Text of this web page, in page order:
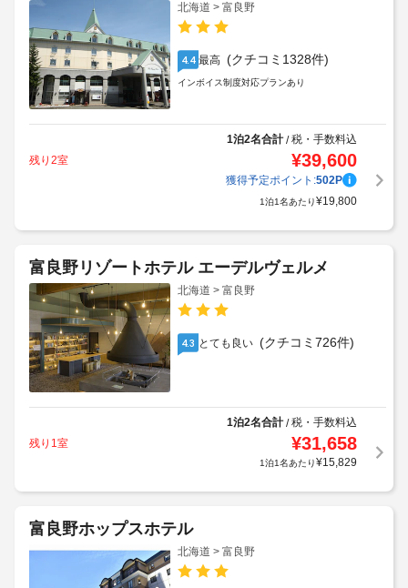
北海道 > 富良野
4.4 最高 (クチコミ1328件)
インボイス制度対応プランあり
1泊2名合計/税・手数料込
残り2室
¥39,600
獲得予定ポイント:502P
1泊1名あたり¥19,800
富良野リゾートホテル エーデルヴェルメ
北海道 > 富良野
4.3 とても良い (クチコミ726件)
1泊2名合計/税・手数料込
残り1室
¥31,658
1泊1名あたり¥15,829
富良野ホップスホテル
北海道 > 富良野